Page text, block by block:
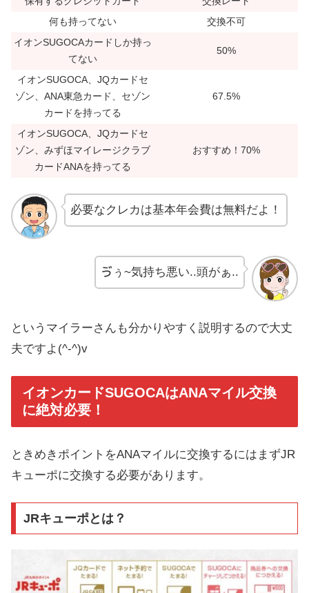
何も持ってない
交換不可
イオンSUGOCAカードしか持っ
てない
50%
イオンSUGOCA、JQカードセ
ゾン、ANA東急カード、セゾン
カードを持ってる
67.5%
イオンSUGOCA、JQカードセ
ゾン、みずほマイレージクラブ
カードANAを持ってる
おすすめ！70%
必要なクレカは基本年会費は無料だよ！
ゔぅ~気持ち悪い..頭がぁ..
というマイラーさんも分かりやすく説明するので大丈
夫ですよ(^-^)v
イオンカードSUGOCAはANAマイル交換
に絶対必要！
ときめきポイントをANAマイルに交換するにはまずJR
キューポに交換する必要があります。
JRキューポとは？